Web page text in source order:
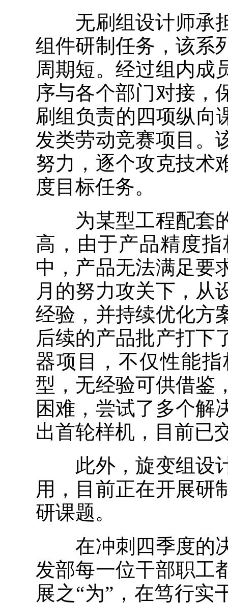
无刷组设计师承担
组件研制任务，该系
周期短。经过组内成
序与各个部门对接，
刷组负责的四项纵向
发类劳动竞赛项目。
努力，逐个攻克技术
度目标任务。
为某型工程配套的
高，由于产品精度
中，产品无法满足要
月的努力攻关下，从
经验，并持续优化方
后续的产品批产打下
器项目，不仅性能
型，无经验可供借鉴
困难，尝试了多个解
出首轮样机，目前已
此外，旋变组设计
用，目前正在开展研
研课题。
在冲刺四季度的决
发部每一位干部职工
展之“为”，在笃行实